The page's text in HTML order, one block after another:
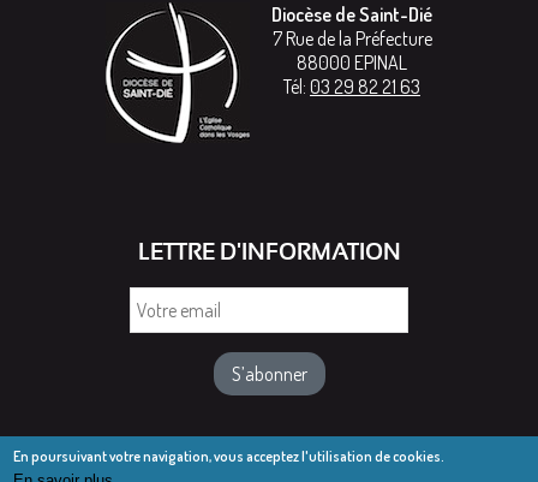
Diocèse de Saint-Dié
7 Rue de la Préfecture
88000 EPINAL
Tél: 03 29 82 21 63
LETTRE D'INFORMATION
En poursuivant votre navigation, vous acceptez l'utilisation de cookies.